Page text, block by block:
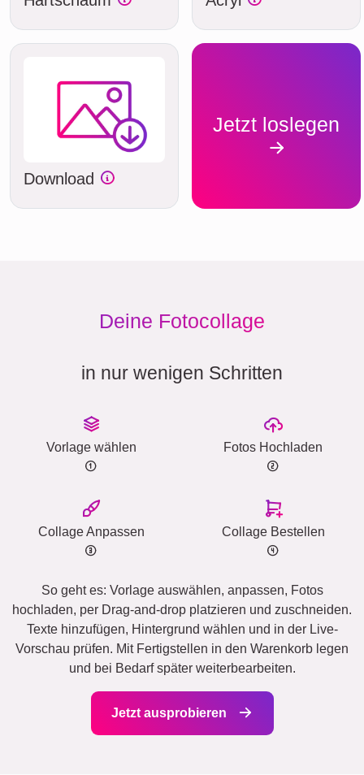
Download
Jetzt loslegen
Deine Fotocollage
in nur wenigen Schritten
Vorlage wählen Fotos Hochladen
Collage Anpassen Collage Bestellen
So geht es: Vorlage auswählen, anpassen, Fotos
hochladen, per Drag-and-drop platzieren und zuschneiden.
Texte hinzufügen, Hintergrund wählen und in der Live-
Vorschau prüfen. Mit Fertigstellen in den Warenkorb legen
und bei Bedarf später weiterbearbeiten.
Jetzt ausprobieren